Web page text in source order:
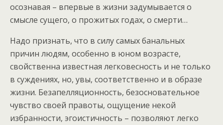
осознавая – впервые в жизни задумывается о
смысле сущего, о прожитых годах, о смерти…
Надо признать, что в силу самых банальных
причин людям, особенно в юном возрасте,
свойственна известная легковесность и не только
в суждениях, но, увы, соответственно и в образе
жизни. Безапелляционность, безосновательное
чувство своей правоты, ощущение некой
избранности, эгоистичность – позволяют легко